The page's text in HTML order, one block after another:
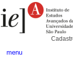
para
conteúdo.
Pessoais
menu